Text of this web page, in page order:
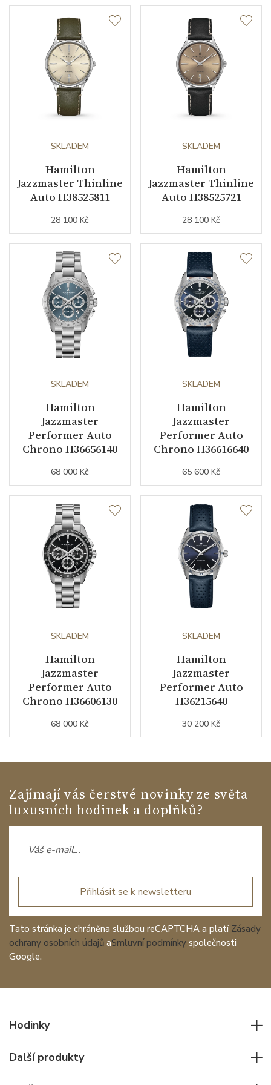
SKLADEM
Hamilton
Jazzmaster Thinline
Auto H38525811
28 100 Kč
SKLADEM
Hamilton
Jazzmaster Thinline
Auto H38525721
28 100 Kč
SKLADEM
Hamilton
Jazzmaster
Performer Auto
Chrono H36656140
68 000 Kč
SKLADEM
Hamilton
Jazzmaster
Performer Auto
Chrono H36616640
65 600 Kč
SKLADEM
Hamilton
Jazzmaster
Performer Auto
Chrono H36606130
68 000 Kč
SKLADEM
Hamilton
Jazzmaster
Performer Auto
H36215640
30 200 Kč
Zajímají vás čerstvé novinky ze světa
luxusních hodinek a doplňků?
Přihlásit se k newsletteru
Tato stránka je chráněna službou reCAPTCHA a platí Zásady
ochrany osobních údajů aSmluvní podmínky společnosti
Google.
Hodinky
Další produkty